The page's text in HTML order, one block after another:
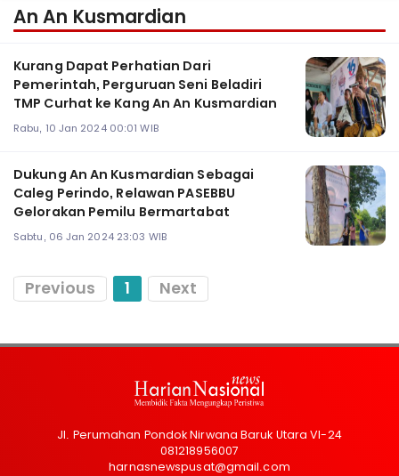
An An Kusmardian
Kurang Dapat Perhatian Dari
Pemerintah, Perguruan Seni Beladiri
TMP Curhat ke Kang An An Kusmardian
Rabu, 10 Jan 2024 00:01 WIB
Dukung An An Kusmardian Sebagai
Caleg Perindo, Relawan PASEBBU
Gelorakan Pemilu Bermartabat
Sabtu, 06 Jan 2024 23:03 WIB
Previous 1 Next
Jl. Perumahan Pondok Nirwana Baruk Utara VI-24
081218956007
harnasnewspusat@gmail.com